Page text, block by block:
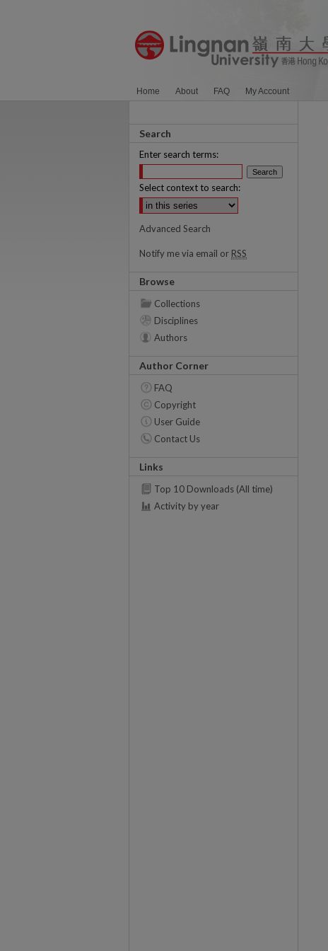
Home About FAQ My Account
Search
Enter search terms:
Select context to search:
Advanced Search
Notify me via email or RSS
Browse
Collections
Disciplines
Authors
Author Corner
FAQ
Copyright
User Guide
Contact Us
Links
Top 10 Downloads (All time)
Activity by year